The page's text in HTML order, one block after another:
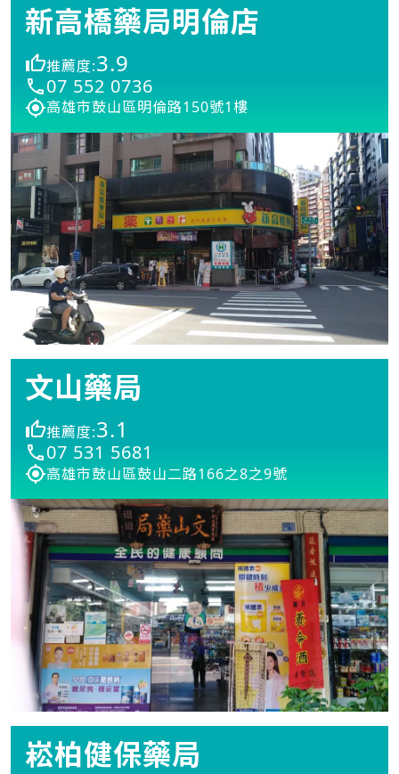
新高橋藥局明倫店
推薦度:3.9
07 552 0736
高雄市鼓山區明倫路150號1樓
文山藥局
推薦度:3.1
07 531 5681
高雄市鼓山區鼓山二路166之8之9號
崧柏健保藥局